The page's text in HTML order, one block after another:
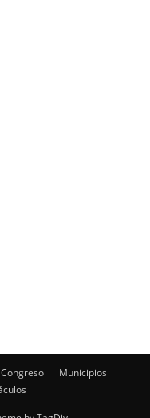
Congreso
Municipios